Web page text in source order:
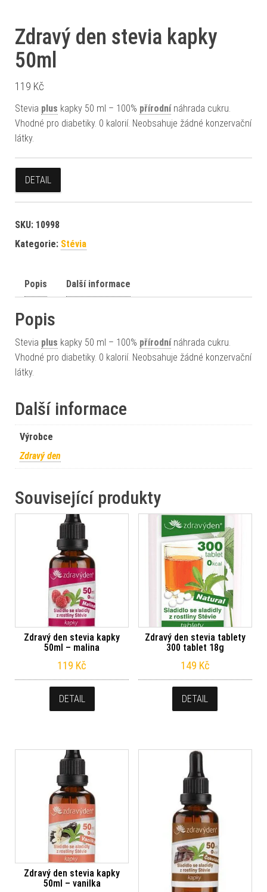
Zdravý den stevia kapky
50ml
119 Kč
Stevia plus kapky 50 ml – 100% přírodnínáhrada cukru.
Vhodné pro diabetiky. 0 kalorií. Neobsahuje žádné konzervační
látky.
DETAIL
SKU: 10998
Kategorie: Stévia
Popis Další informace
Popis
Stevia plus kapky 50 ml – 100% přírodnínáhrada cukru.
Vhodné pro diabetiky. 0 kalorií. Neobsahuje žádné konzervační
látky.
Další informace
Výrobce
Zdravý den
Související produkty
Zdravý den stevia kapky
50ml – malina
119 Kč
DETAIL
Zdravý den stevia tablety
300 tablet 18g
149 Kč
DETAIL
Zdravý den stevia kapky
50ml – vanilka